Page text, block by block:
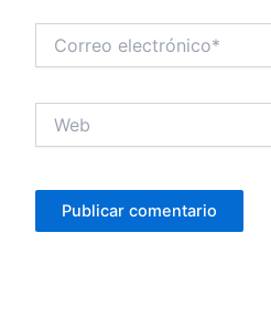
electrónico*